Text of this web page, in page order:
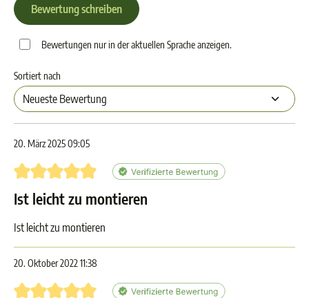
Bewertung schreiben
Bewertungen nur in der aktuellen Sprache anzeigen.
Sortiert nach
20. März 2025 09:05
Bewertung mit 5 von 5 Sternen
Ist leicht zu montieren
Ist leicht zu montieren
20. Oktober 2022 11:38
Bewertung mit 5 von 5 Sternen